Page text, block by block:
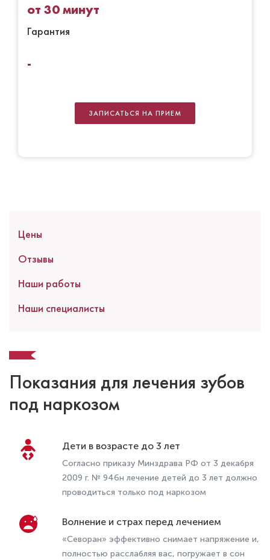
от 30 минут
Гарантия
-
ЗАПИСАТЬСЯ НА ПРИЕМ
Цены
Отзывы
Наши работы
Наши специалисты
Показания для лечения зубов
под наркозом
Дети в возрасте до 3 лет
Согласно приказу Минздрава РФ от 3 декабря
2009 г. № 946н лечение детей до 3 лет должно
проводиться только под наркозом
Волнение и страх перед лечением
«Севоран» эффективно снимает напряжение и,
полностью расслабляя вас, погружает в сон